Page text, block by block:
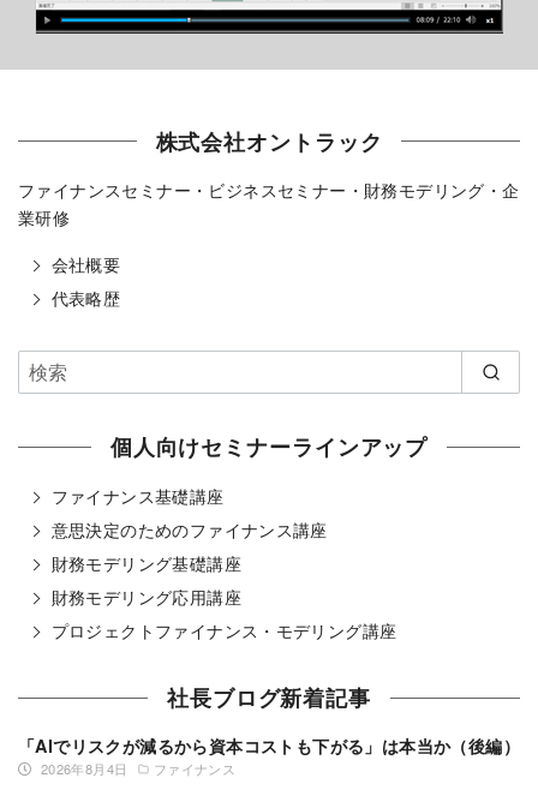
株式会社オントラック
ファイナンスセミナー・ビジネスセミナー・財務モデリング・企
業研修
会社概要
代表略歴
個人向けセミナーラインアップ
ファイナンス基礎講座
意思決定のためのファイナンス講座
財務モデリング基礎講座
財務モデリング応用講座
プロジェクトファイナンス・モデリング講座
社長ブログ新着記事
2026年8月4日 ファイナンス
「AIでリスクが減るから資本コストも下がる」は本当か（後編）